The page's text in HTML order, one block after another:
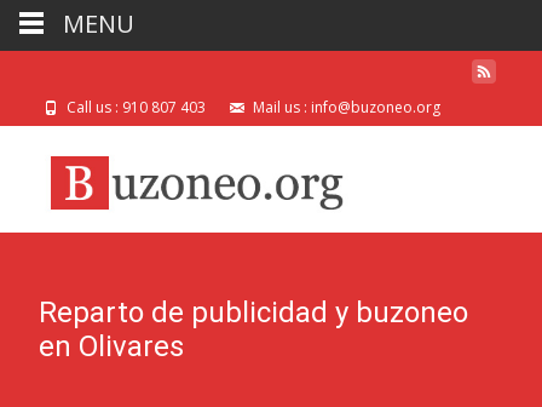
Call us : 910 807 403 Mail us : info@buzoneo.org
Reparto de publicidad y buzoneo
en Olivares
MENU